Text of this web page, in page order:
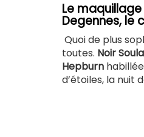
Le
Degennes, le
Quoi de plus
toutes. Noir
Hepburn
d’étoiles, la nuit